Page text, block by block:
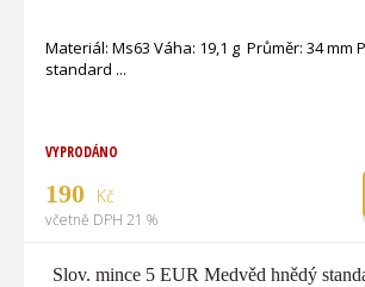
Materiál: Ms63 Váha: 19,1 g Průměr: 34 mm
standard
VYPRODÁNO
190 Kč
včetně DPH 21 %
Slov. mince 5 EUR Medvěd hnědý